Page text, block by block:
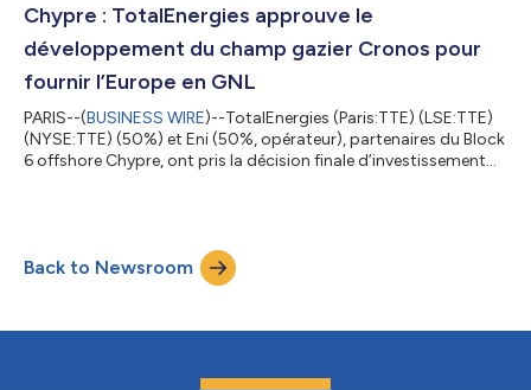
renouvelable de 4 GW auprès de Shell, dont 500 MW d’actifs
solaires et...
Chypre : TotalEnergies approuve le
développement du champ gazier Cronos pour
fournir l’Europe en GNL
PARIS--(BUSINESS WIRE)--TotalEnergies (Paris:TTE) (LSE:TTE)
(NYSE:TTE) (50%) et Eni (50%, opérateur), partenaires du Block
6 offshore Chypre, ont pris la décision finale d’investissement
côtes chypriotes, Cronos sera développé au moyen de quatre
puits sous-marins. Le gaz sera acheminé par pipeline sous-
Back to Newsroom